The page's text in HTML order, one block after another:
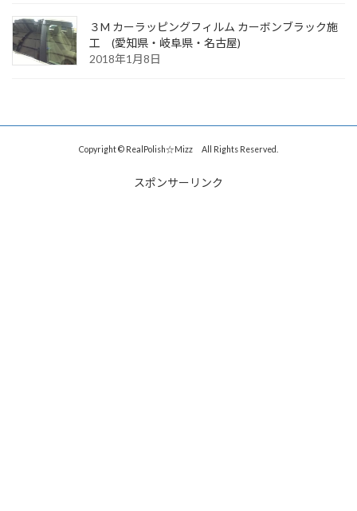
３M カーラッピングフィルム カーボンブラック施
工 (愛知県・岐阜県・名古屋)
2018年1月8日
Copyright © RealPolish☆Mizz All Rights Reserved.
スポンサーリンク